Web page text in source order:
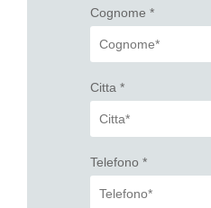
Cognome *
Citta *
Telefono *